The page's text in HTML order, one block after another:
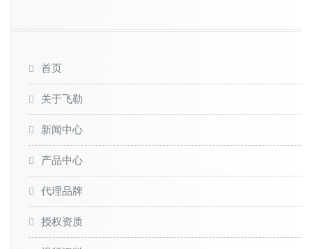
首页
关于飞勒
新闻中心
产品中心
代理品牌
授权资质